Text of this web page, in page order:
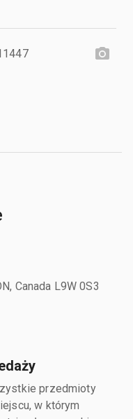
Canada L9W 0S3
przedmioty
w którym